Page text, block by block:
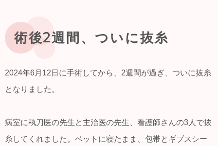
キングとは言え、片道40分の山道。夫が私を背負って
下山すると言って、背中に背負って山道を下るが、休
み休み20分程で、私が限界に達しました。夫にしがみ
つく力がないのです。 このままでは、日が暮れても下
術後2週間、ついに抜糸
2024年6月12日に手術してから、2週間が過ぎ、ついに抜糸
となりました。
病室に執刀医の先生と主治医の先生、看護師さんの3人で抜
糸してくれました。ベットに寝たまま、包帯とギブスシー